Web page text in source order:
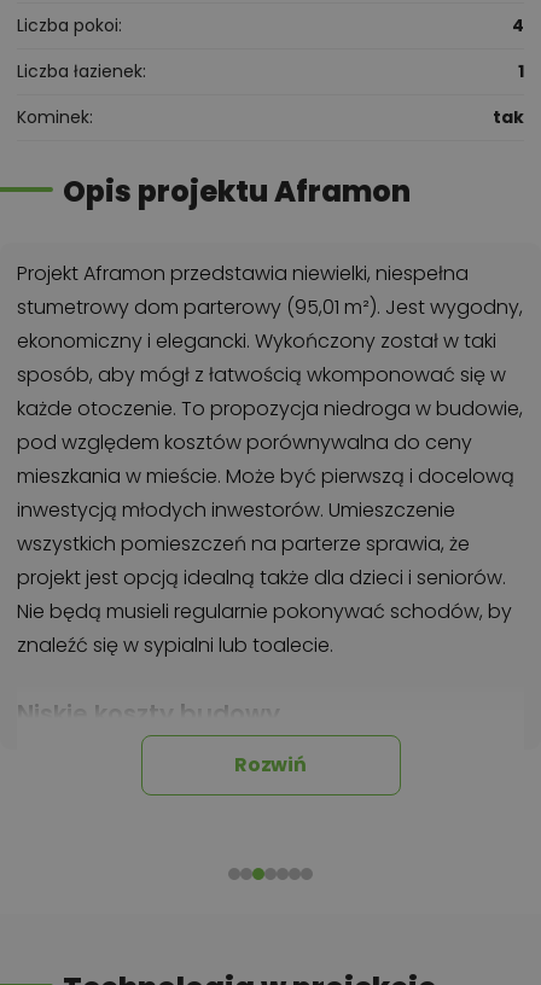
Liczba pokoi
4
Liczba łazienek
1
Kominek
tak
Opis projektu Aframon
Projekt Aframon przedstawia niewielki, niespełna
stumetrowy dom parterowy (95,01 m²). Jest wygodny,
ekonomiczny i elegancki. Wykończony został w taki
sposób, aby mógł z łatwością wkomponować się w
każde otoczenie. To propozycja niedroga w budowie,
pod względem kosztów porównywalna do ceny
mieszkania w mieście. Może być pierwszą i docelową
inwestycją młodych inwestorów. Umieszczenie
wszystkich pomieszczeń na parterze sprawia, że
projekt jest opcją idealną także dla dzieci i seniorów.
Nie będą musieli regularnie pokonywać schodów, by
znaleźć się w sypialni lub toalecie.
Niskie koszty budowy
Dzięki prostej formie Aframon okaże się stosunkowo
nietrudny i niedrogi w budowie.Dom zaprojektowano
podcieniem tarasowym. Strefę wejściową natomiast
Rozwiń